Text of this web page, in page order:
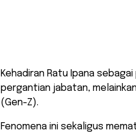
​Kehadiran Ratu Ipana
pergantian jabatan,
(Gen-Z).
Fenomena ini sekaligus